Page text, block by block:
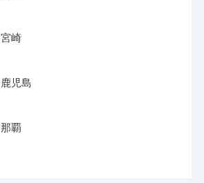
宮崎
鹿児島
那覇